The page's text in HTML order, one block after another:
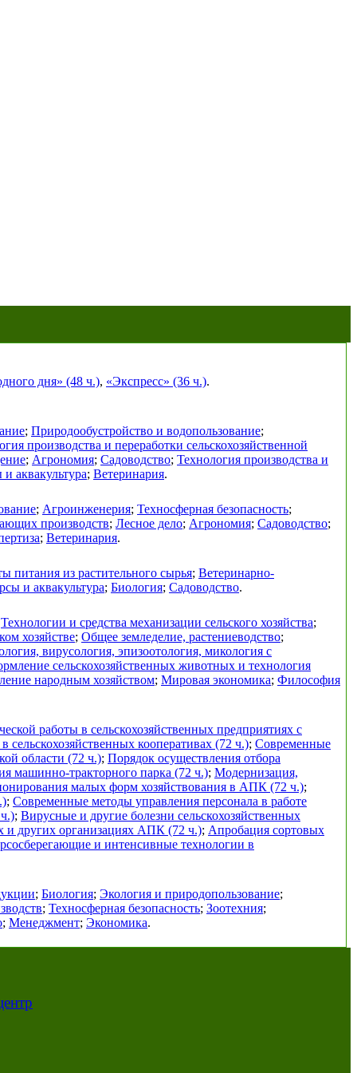
дня» (48 ч.), «Экспресс» (36 ч.).
; Природообустройство и водопользование;
производства и переработки сельскохозяйственной
; Агрономия; Садоводство; Технология производства и
аквакультура; Ветеринария.
; Агроинженерия; Техносферная безопасность;
производств; Лесное дело; Агрономия; Садоводство;
; Ветеринария.
питания из растительного сырья; Ветеринарно-
и аквакультура; Биология; Садоводство.
Технологии и средства механизации сельского хозяйства;
хозяйстве; Общее земледелие, растениеводство;
вирусология, эпизоотология, микология с
сельскохозяйственных животных и технология
народным хозяйством; Мировая экономика; Философия
работы в сельскохозяйственных предприятиях с
кооперативах (72 ч.); Современные
области (72 ч.); Порядок осуществления отбора
машинно-тракторного парка (72 ч.); Модернизация,
малых форм хозяйствования в АПК (72 ч.);
; Современные методы управления персонала в работе
; Вирусные и другие болезни сельскохозяйственных
и других организациях АПК (72 ч.); Апробация сортовых
и интенсивные технологии в
; Биология; Экология и природопользование;
; Техносферная безопасность; Зоотехния;
; Менеджмент; Экономика.